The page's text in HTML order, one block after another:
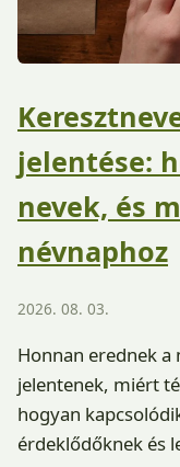
jelentése:
nevek, és
névnaphoz
2026. 08. 03.
Honnan erednek
jelentenek, miért
hogyan
érdeklődőknek és